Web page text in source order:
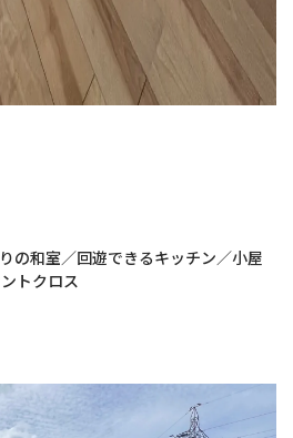
の和室／回遊できるキッチン／小屋
トクロス